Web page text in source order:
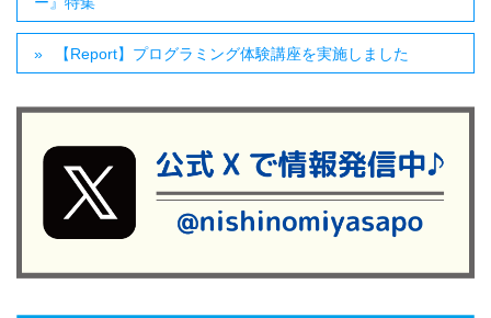
【Report】プログラミング体験講座を実施しました